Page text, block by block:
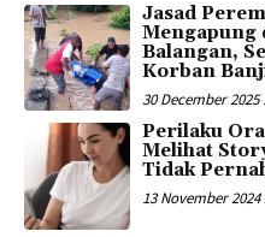
Jasad
Mengapung
Balangan,
Korban
30 December 2025
Perilaku
Melihat
Tidak
13 November 2024